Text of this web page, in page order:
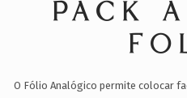
PARCEIROS
SERVIÇOS🟠
PACK
O Fólio Analógico permite colocar